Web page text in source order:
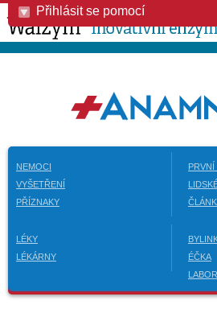
Přihlásit se pomocí
NEMOCI
VYŠETŘENÍ
PŘÍZNAKY
LÉKY
LÉKÁRNY
ÉČKA